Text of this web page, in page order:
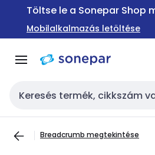
Ugrás a
Ugrás a
tartalomra
Töltse le a Sonepar Shop
Mobilalkalmazás letöltése
Keresési bemenet
Breadcrumb megtekintése